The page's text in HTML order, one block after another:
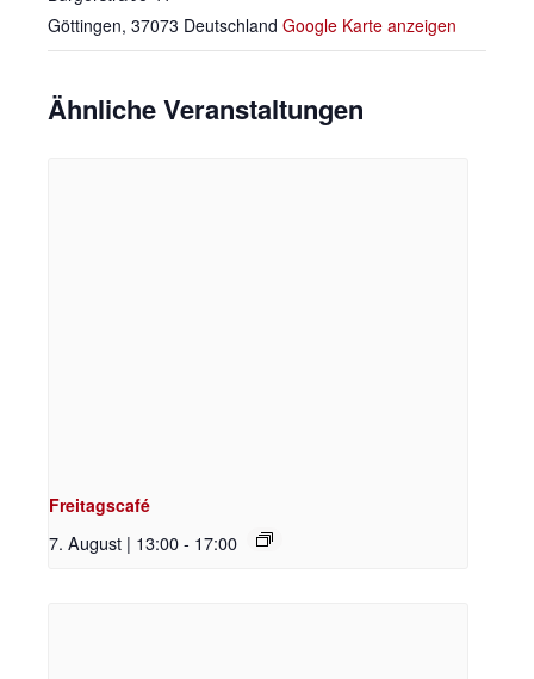
Göttingen, 37073 Deutschland Google Karte anzeigen
Ähnliche Veranstaltungen
Freitagscafé
7. August | 13:00- 17:00